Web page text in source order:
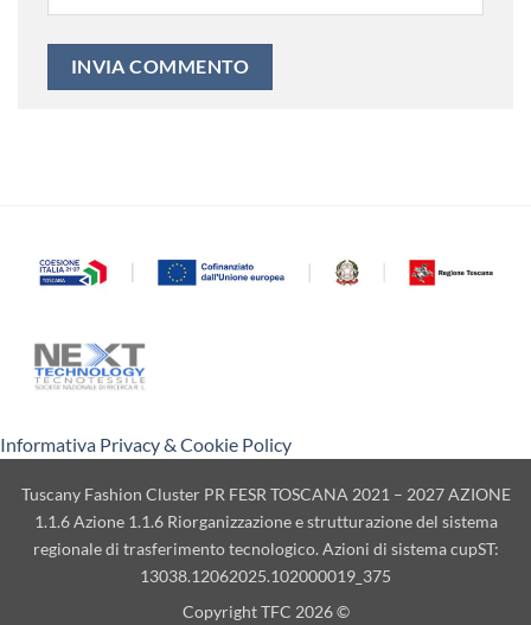
Informativa Privacy & Cookie Policy
Tuscany Fashion Cluster PR FESR TOSCANA 2021 – 2027 AZIONE
1.1.6 Azione 1.1.6 Riorganizzazione e strutturazione del sistema
regionale di trasferimento tecnologico. Azioni di sistema cupST:
13038.12062025.102000019_375
Copyright TFC 2026 ©